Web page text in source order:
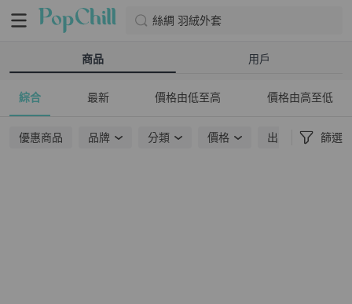
絲綢 羽絨外套
商品 用戶
綜合 最新 價格由低至高 價格由高至低
優惠商品 品牌 分類 價格 出貨地點 篩選